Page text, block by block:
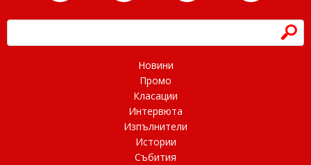
h
Новини
Промо
Класации
Интервюта
Изпълнители
Истории
Събития